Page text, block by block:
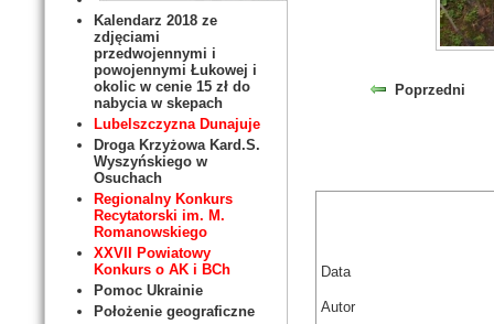
Kalendarz 2018 ze
zdjęciami
przedwojennymi i
powojennymi Łukowej i
okolic w cenie 15 zł do
nabycia w skepach
Lubelszczyzna Dunajuje
Droga Krzyżowa Kard.S.
Wyszyńskiego w
Osuchach
Regionalny Konkurs
Recytatorski im. M.
Romanowskiego
XXVII Powiatowy
Konkurs o AK i BCh
Pomoc Ukrainie
Położenie geograficzne
Poprzedni
Data
Autor